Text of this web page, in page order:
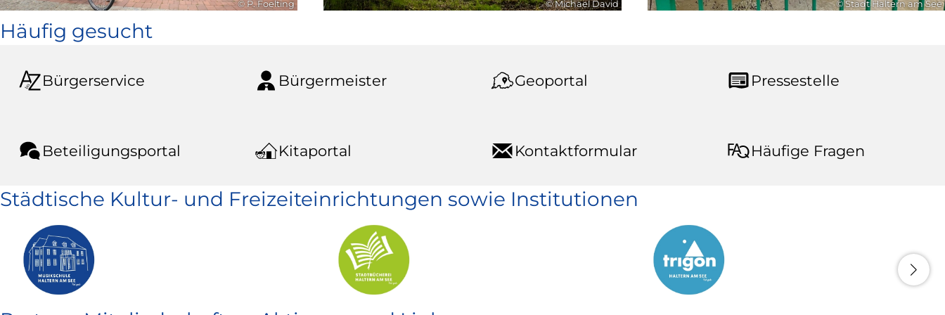
© P. Foelting © Michael David © Stadt Haltern am See
Häufig gesucht
Bürgerservice Bürgermeister Geoportal Pressestelle
Beteiligungsportal Kitaportal Kontaktformular Häufige Fragen
Städtische Kultur- und Freizeiteinrichtungen sowie Institutionen